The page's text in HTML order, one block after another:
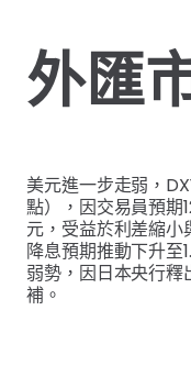
外匯
美元進一步走弱，
點），因交易員預期
元，受益於利差縮小
降息預期推動下升至
弱勢，因日本央行
補。